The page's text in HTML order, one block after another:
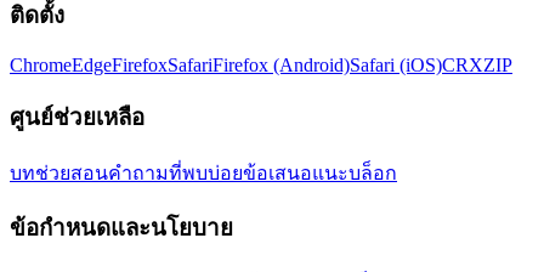
ติดตั้ง
ChromeEdgeFirefoxSafariFirefox (Android)Safari (iOS)CRXZIP
ศูนย์ช่วยเหลือ
บทช่วยสอนคำถามที่พบบ่อยข้อเสนอแนะบล็อก
ข้อกำหนดและนโยบาย